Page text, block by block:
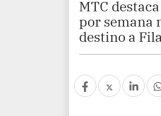
MTC
por semana
destino a